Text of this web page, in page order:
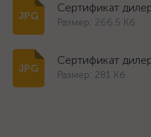
Сертификат
Размер: 266.5 Кб
Сертификат
Размер: 281 Кб